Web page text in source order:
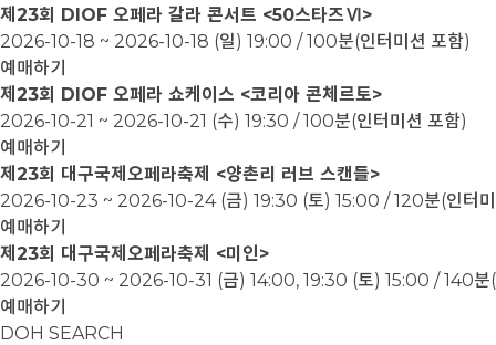
제23회 DIOF 오페라 갈라 콘서트 <50스타즈Ⅵ>
2026-10-18 ~ 2026-10-18 (일) 19:00 / 100분(인터미션 포함)
예매하기
제23회 DIOF 오페라 쇼케이스 <코리아 콘체르토>
2026-10-21 ~ 2026-10-21 (수) 19:30 / 100분(인터미션 포함)
예매하기
제23회 대구국제오페라축제 <양촌리 러브 스캔들>
2026-10-23 ~ 2026-10-24 (금) 19:30 (토) 15:00 / 120분(인터
예매하기
제23회 대구국제오페라축제 <미인>
2026-10-30 ~ 2026-10-31 (금) 14:00, 19:30 (토) 15:00 / 140분
예매하기
DOH SEARCH